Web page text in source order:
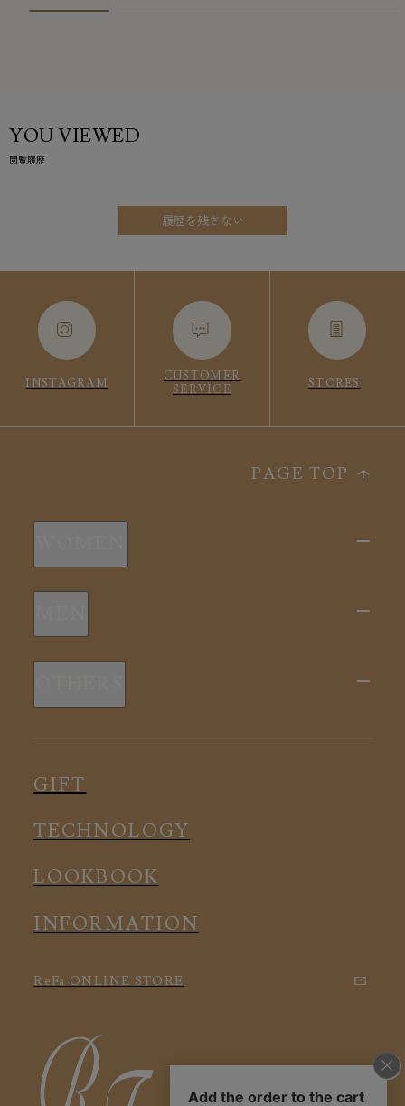
YOU VIEWED
閲覧履歴
履歴を残さない
INSTAGRAM
CUSTOMER
SERVICE
STORES
PAGE TOP
新商品
スリープウェア
ルームウェア
アクセサリー
新商品
ルームウェア
アクセサリー
GIFT
TECHNOLOGY
LOOKBOOK
INFORMATION
ReFa ONLINE STORE